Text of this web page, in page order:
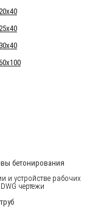
30x40
бетонирования
и устройстве рабочих
чертежи